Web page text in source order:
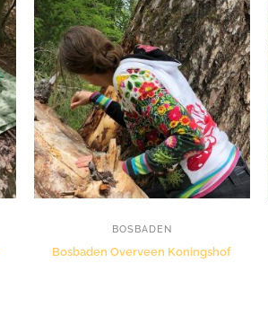
BOSBADEN
Bosbaden Overveen Koningshof